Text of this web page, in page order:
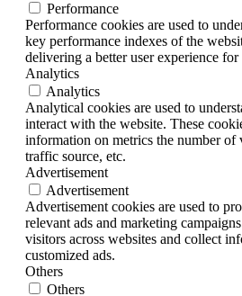
Performance
Performance cookies are used to
key performance indexes of the
delivering a better user experience
Analytics
Analytics
Analytical cookies are used to
interact with the website. These
information on metrics the number of
traffic source, etc.
Advertisement
Advertisement
Advertisement cookies are used to
relevant ads and marketing
visitors across websites and collect
customized ads.
Others
Others